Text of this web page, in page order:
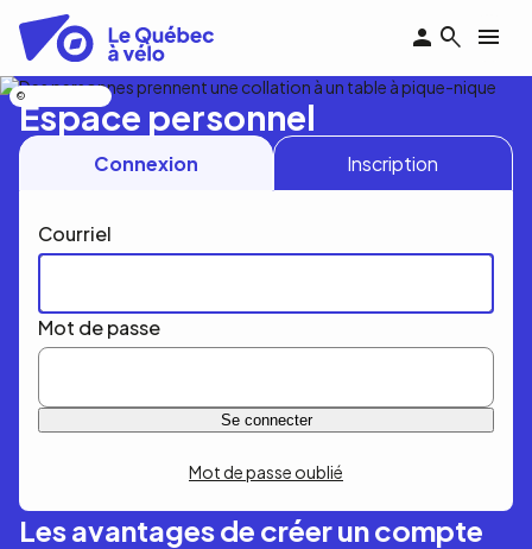
contenu
principal
Espace personnel
Connexion Inscription
Courriel
Mot de passe
Mot de passe oublié
Les avantages de créer un compte